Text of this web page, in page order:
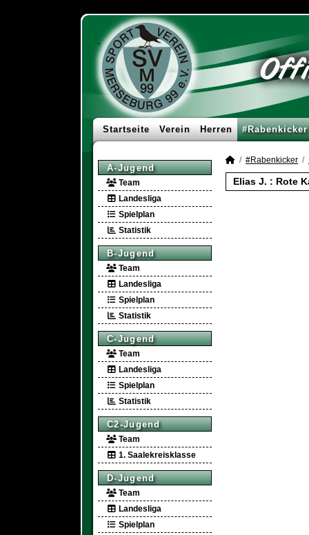
Startseite Verein Herren #Rabenkicker
A-Jugend
Team
Landesliga
Spielplan
Statistik
B-Jugend
Team
Landesliga
Spielplan
Statistik
C-Jugend
Team
Landesliga
Spielplan
Statistik
C2-Jugend
Team
1. Saalekreisklasse
D-Jugend
Team
Landesliga
Spielplan
#Rabenkicker
Elias J. : Rote